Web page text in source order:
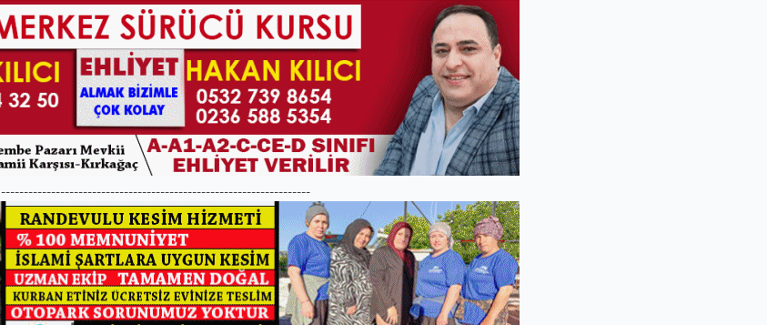
--------------------------------------------------------------------